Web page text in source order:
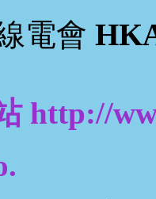
電會
http://